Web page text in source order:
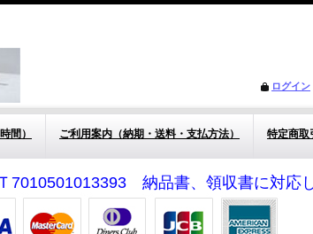
ログイン
間） ご利用案内（納期・送料・支払方法） 特定商取
納品書、領収書に対応し